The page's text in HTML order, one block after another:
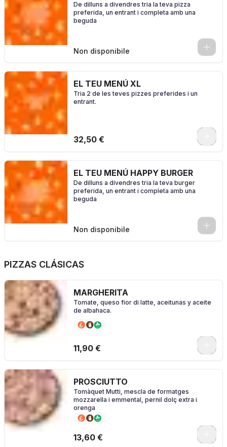
De dilluns a divendres tria la teva pizza
preferida, un entrant i completa amb una
beguda
Non disponibile 0
EL TEU MENÚ XL
Tria 2 de les teves pizzes preferides i un
entrant.
32,50 €
EL TEU MENÚ HAPPY BURGER
De dilluns a divendres tria la teva burger
preferida, un entrant i completa amb una
beguda
Non disponibile 0
PIZZAS CLÁSICAS
MARGHERITA
Tomate, queso fior di latte, aceitunas y aceite
de albahaca.
11,90 €
PROSCIUTTO
Tomàquet Mutti, mescla de formatges
mozzarella i emmental, pernil dolç extra i
orenga
13,60 €